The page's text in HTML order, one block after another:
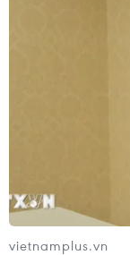
Thưởng vượt
thiếu cho
Hãng BMW
loạt mẫu xe
vietnamplus.vn